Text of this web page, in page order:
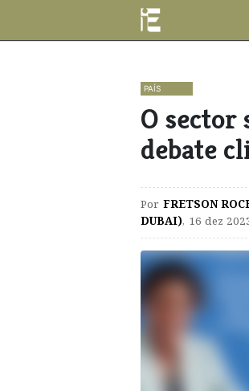
PAÍS
O sector
debate
Por FRETSON
DUBAI), 16 dez